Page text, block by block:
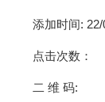
添加时间:
点击次数：
二 维 码: